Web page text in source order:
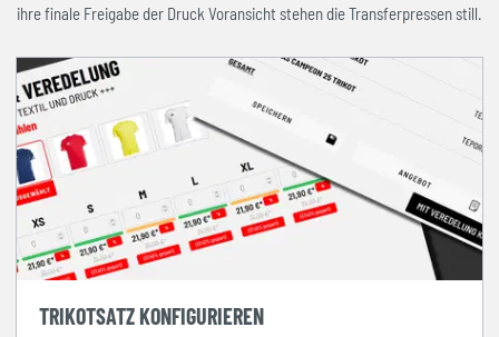
ihre finale Freigabe der Druck Voransicht stehen die Transferpressen still.
TRIKOTSATZ KONFIGURIEREN